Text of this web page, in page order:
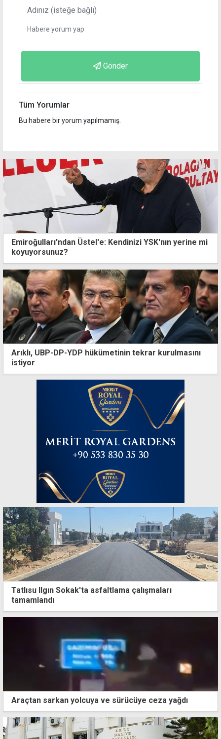
Gönder
Tüm Yorumlar
Bu habere bir yorum yapılmamış.
Emiroğulları'ndan Üstel'e: Kendinizi YSK'nın yerine mi
koyuyorsunuz?
Arıklı, UBP-DP-YDP hükümetinin tekrar kurulmasını
istiyor
Tatlısu Ilgın Sokak'ta asfaltlama çalışmaları
tamamlandı
Araçtan sarkan yolcuya ve sürücüye ceza yağdı